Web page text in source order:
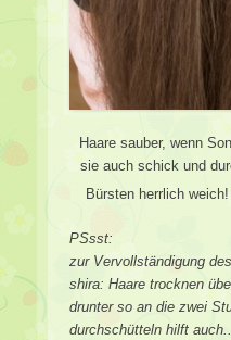
Haare sauber, wenn
sie auch schick und
Bürsten herrlich
PSsst:
zur Vervollständigung
shira: Haare trocknen
drunter so an die zwei
durchschütteln hilft